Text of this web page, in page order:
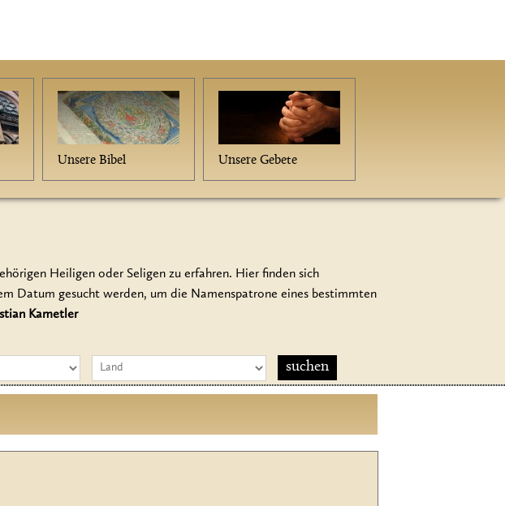
Unsere Bibel Unsere Gebete
Heiligen oder Seligen zu erfahren. Hier finden sich
Datum gesucht werden, um die Namenspatrone eines bestimmten
Kametler